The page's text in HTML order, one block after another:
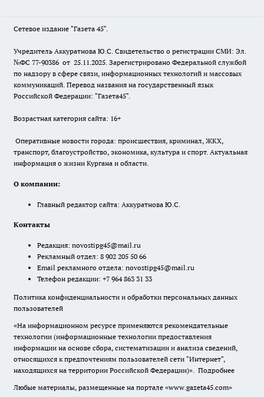
Сетевое издание "Газета 45".
Учредитель Аккуратнова Ю.С. Свидетельство о регистрации СМИ: Эл.
№ФС 77-90386 от 25.11.2025. Зарегистрировано Федеральной службой
по надзору в сфере связи, информационных технологий и массовых
коммуникаций. Перевод названия на государственный язык
Российской Федерации: "Газета45".
Возрастная категория сайта: 16+
Оперативные новости города: происшествия, криминал, ЖКХ,
транспорт, благоустройство, экономика, культура и спорт. Актуальная
информация о жизни Кургана и области.
О компании:
Главный редактор сайта: Аккуратнова Ю.С.
Контакты
Редакция: novostipg45@mail.ru
Рекламный отдел: 8 902 205 50 66
Email рекламного отдела: novostipg45@mail.ru
Телефон редакции: +7 964 863 31 33
Политика конфиденциальности и обработки персональных данных
пользователей
«На информационном ресурсе применяются рекомендательные
технологии (информационные технологии предоставления
информации на основе сбора, систематизации и анализа сведений,
относящихся к предпочтениям пользователей сети "Интернет",
находящихся на территории Российской Федерации)». Подробнее
Любые материалы, размещенные на портале «www.gazeta45.com»